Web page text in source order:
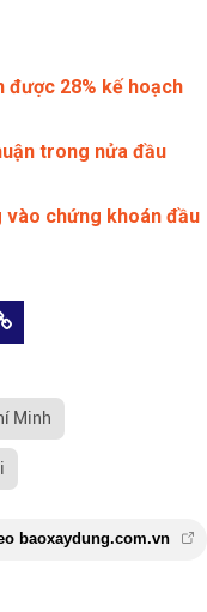
được 28% kế hoạch
trong nửa đầu
vào chứng khoán đầu
Minh